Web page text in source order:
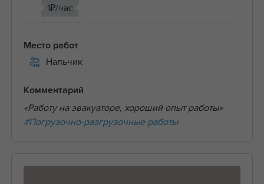
1₽/час
Место работ
Нальчик
Комментарий
«Работу на эвакуаторе, хороший опыт работы»
#Погрузочно-разгрузочные работы